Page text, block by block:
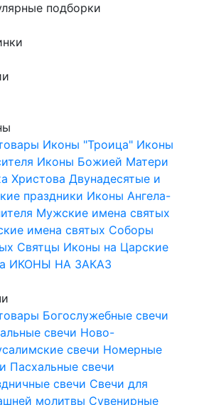
подборки
Иконы "Троица" Иконы
Иконы Божией Матери
Христова Двунадесятые и
праздники Иконы Ангела-
Мужские имена святых
имена святых Соборы
Святцы Иконы на Царские
ИКОНЫ НА ЗАКАЗ
Богослужебные свечи
свечи Ново-
свечи Номерные
Пасхальные свечи
свечи Свечи для
молитвы Сувенирные